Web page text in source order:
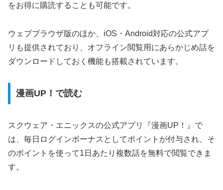
をお得に購読することも可能です。
ウェブブラウザ版のほか、iOS・Android対応の公式アプ
リも提供されており、オフライン閲覧用にあらかじめ話を
ダウンロードしておく機能も搭載されています。
漫画UP！で読む
スクウェア・エニックスの公式アプリ『漫画UP！』で
は、毎日ログインボーナスとしてポイントが付与され、そ
のポイントを使って1日あたり複数話を無料で閲覧できま
す。